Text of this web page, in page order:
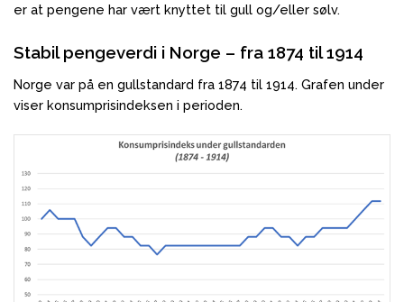
er at pengene har vært knyttet til gull og/eller sølv.
Stabil pengeverdi i Norge – fra 1874 til 1914
Norge var på en gullstandard fra 1874 til 1914. Grafen under
viser konsumprisindeksen i perioden.